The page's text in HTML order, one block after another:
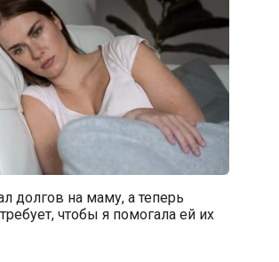
долгов на маму, а теперь
чтобы я помогала ей их